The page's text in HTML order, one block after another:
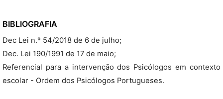
BIBLIOGRAFIA
Dec Lei n.º 54/2018 de 6 de julho;
Dec. Lei 190/1991 de 17 de maio;
Referencial para a intervenção dos Psicólogos em contexto
escolar - Ordem dos Psicólogos Portugueses.